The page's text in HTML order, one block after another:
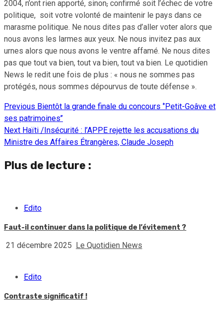
2004, n’ont rien apporté, sinon, confirmé soit l’échec de votre
politique, soit votre volonté de maintenir le pays dans ce
marasme politique. Ne nous dites pas d’aller voter alors que
nous avons les larmes aux yeux. Ne nous invitez pas aux
urnes alors que nous avons le ventre affamé. Ne nous dites
pas que tout va bien, tout va bien, tout va bien. Le quotidien
News le redit une fois de plus : « nous ne sommes pas
protégés, nous sommes dépourvus de toute défense ».
Continue
Reading
Previous Bientôt la grande finale du concours ‘’Petit-Goâve et
ses patrimoines’’
Next Haïti /Insécurité : l’APPE rejette les accusations du
Ministre des Affaires Étrangères, Claude Joseph
Plus de lecture :
Edito
Faut-il continuer dans la politique de l’évitement ?
21 décembre 2025 Le Quotidien News
Edito
Contraste significatif !